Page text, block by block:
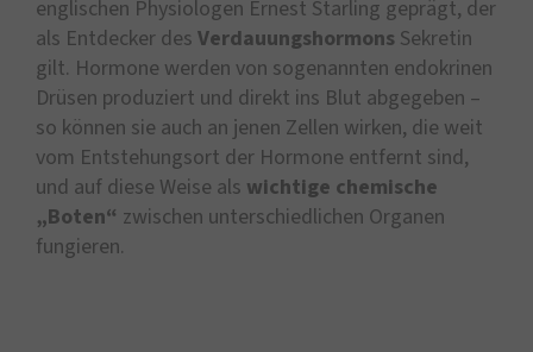
englischen Physiologen Ernest Starling geprägt, der
als Entdecker des Verdauungshormons Sekretin
gilt. Hormone werden von sogenannten endokrinen
Drüsen produziert und direkt ins Blut abgegeben –
so können sie auch an jenen Zellen wirken, die weit
vom Entstehungsort der Hormone entfernt sind,
und auf diese Weise als wichtige chemische
„Boten“ zwischen unterschiedlichen Organen
fungieren.